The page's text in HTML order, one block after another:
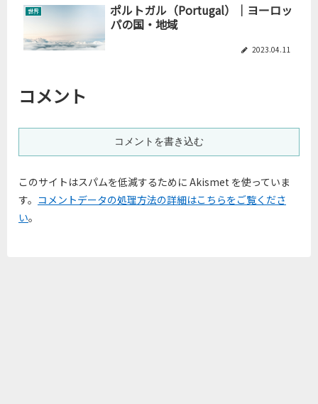
世界
ポルトガル（Portugal）｜ヨーロッ
パの国・地域
2023.04.11
コメント
コメントを書き込む
このサイトはスパムを低減するために Akismet を使っていま
す。 コメントデータの処理方法の詳細はこちらをご覧くださ
い。